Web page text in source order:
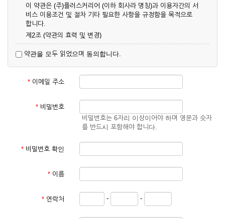
이 약관은 (주)플러스커리어 (이하 회사라 명칭)과 이용자간의 서
비스 이용조건 및 절차 기타 필요한 사항을 규정함을 목적으로
합니다.
제2조 (약관의 효력 및 변경)
업상 중요 하거나 합리적인 사유가 발생할 경우 온라인 공사를
통하여 변경할 수 있습니다.
② 회원은 변경된 약관에 동의하지 않을 경우 서비스 이용을 중
단하고 이용계약을 해지할 수 있습니다. 약관의 효력 발생일 이
것으로 간주됩니다.
제3조 (약관의 외 준칙)
관계법령의 규정에 따릅니다.
① 서비스 이용계약은 서비스 이용 희망자가 본 약관에 동의한
약관을 모두 읽었으며 동의합니다.
* 이메일 주소
* 비밀번호
비밀번호는 6자리 이상이어야 하며 영문과 숫자
를 반드시 포함해야 합니다.
* 비밀번호 확인
* 이름
* 연락처 - -